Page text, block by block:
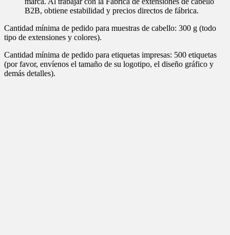
B2B, obtiene estabilidad y precios directos de fábrica.
Cantidad mínima de pedido para muestras de cabello: 300 g (todo
tipo de extensiones y colores).
Cantidad mínima de pedido para etiquetas impresas: 500 etiquetas
(por favor, envíenos el tamaño de su logotipo, el diseño gráfico y
demás detalles).